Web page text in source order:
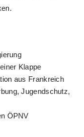
Klappe
aus Frankreich
Jugendschutz,
ÖPNV